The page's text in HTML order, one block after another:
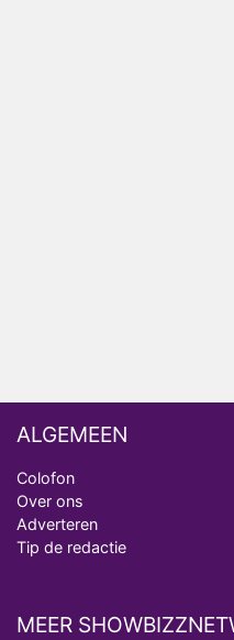
ALGEMEEN
Colofon
Over ons
Adverteren
Tip de redactie
MEER